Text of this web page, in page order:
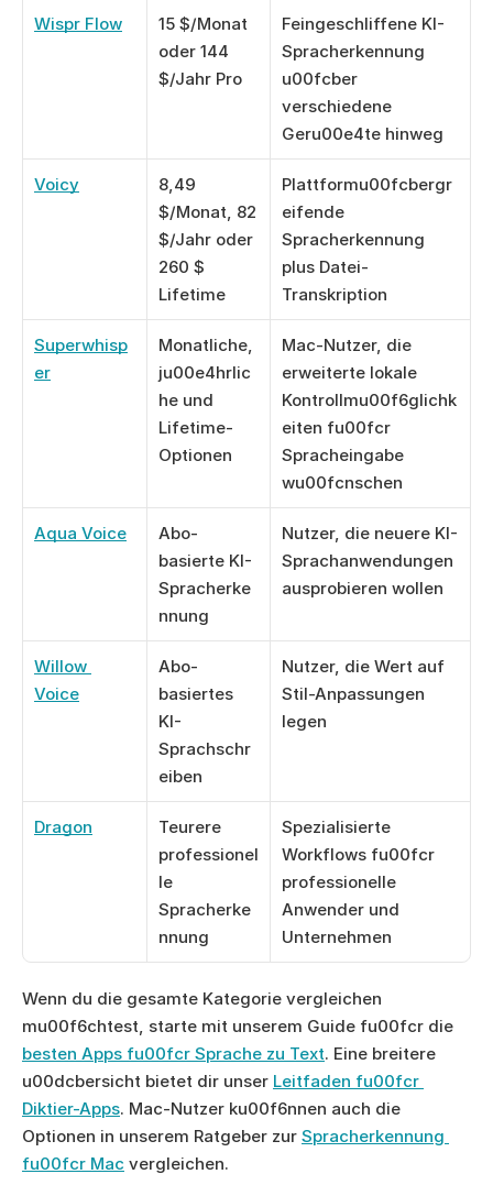
Wispr Flow
15 $/Monat
oder 144
$/Jahr Pro
Feingeschliffene KI-
Spracherkennung
u00fcber
verschiedene
Geru00e4te hinweg
Voicy
8,49
$/Monat, 82
$/Jahr oder
260 $
Lifetime
Plattformu00fcbergr
eifende
Spracherkennung
plus Datei-
Transkription
Superwhisp
er
Monatliche,
ju00e4hrlic
he und
Lifetime-
Optionen
Mac-Nutzer, die
erweiterte lokale
Kontrollmu00f6glichk
eiten fu00fcr
Spracheingabe
wu00fcnschen
Aqua Voice
Abo-
basierte KI-
Spracherke
nnung
Nutzer, die neuere KI-
Sprachanwendungen
ausprobieren wollen
Willow
Voice
Abo-
basiertes
KI-
Sprachschr
eiben
Nutzer, die Wert auf
Stil-Anpassungen
legen
Dragon
Teurere
professionel
le
Spracherke
nnung
Spezialisierte
Workflows fu00fcr
professionelle
Anwender und
Unternehmen
Wenn du die gesamte Kategorie vergleichen
besten Apps fu00fcr Sprache zu Text. Eine breitere
u00dcbersicht bietet dir unser Leitfaden fu00fcr
Diktier-Apps. Mac-Nutzer ku00f6nnen auch die
Optionen in unserem Ratgeber zur Spracherkennung
fu00fcr Mac vergleichen.